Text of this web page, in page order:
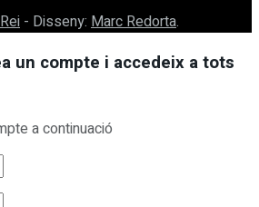
- Disseny: Marc Redorta.
un compte i accedeix a tots
a continuació